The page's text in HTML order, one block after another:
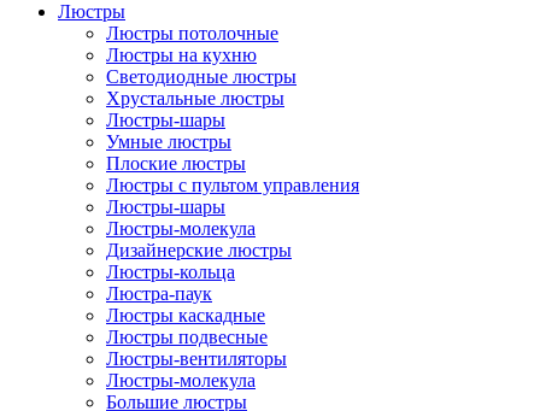
Люстры
Люстры потолочные
Люстры на кухню
Светодиодные люстры
Хрустальные люстры
Люстры-шары
Умные люстры
Плоские люстры
Люстры с пультом управления
Люстры-шары
Люстры-молекула
Дизайнерские люстры
Люстры-кольца
Люстра-паук
Люстры каскадные
Люстры подвесные
Люстры-вентиляторы
Люстры-молекула
Большие люстры